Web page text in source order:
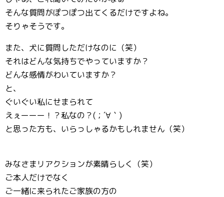
そんな質問がぽつぽつ出てくるだけですよね。
そりゃそうです。
また、犬に質問しただけなのに（笑）
それはどんな気持ちでやっていますか？
どんな感情がわいていますか？
と、
ぐいぐい私にせまられて
えぇーーー！？私なの？(；´∀｀)
と思った方も、いらっしゃるかもしれません（笑）
みなさまリアクションが素晴らしく（笑）
ご本人だけでなく
ご一緒に来られたご家族の方の